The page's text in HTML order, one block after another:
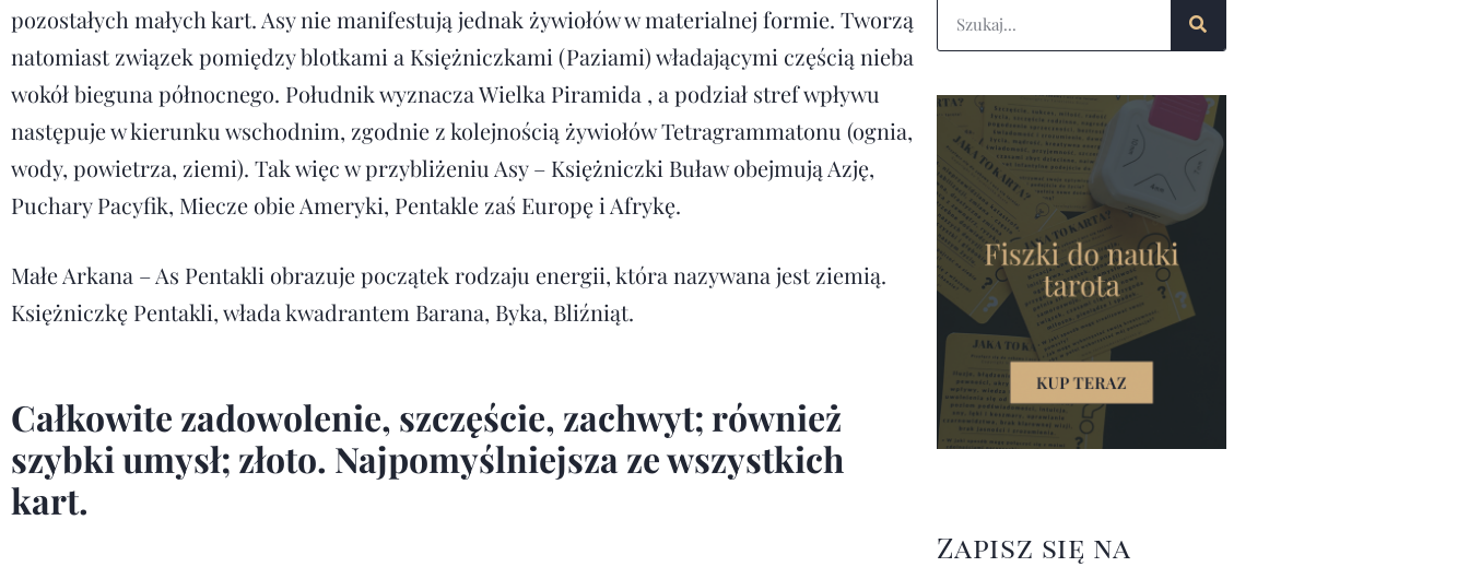
pozostałych małych kart. Asy nie manifestują jednak żywiołów w materialnej formie. Tworzą
natomiast związek pomiędzy blotkami a Księżniczkami (Paziami) władającymi częścią nieba
wokół bieguna północnego. Południk wyznacza Wielka Piramida , a podział stref wpływu
następuje w kierunku wschodnim, zgodnie z kolejnością żywiołów Tetragrammatonu (ognia,
wody, powietrza, ziemi). Tak więc w przybliżeniu Asy – Księżniczki Buław obejmują Azję,
Puchary Pacyfik, Miecze obie Ameryki, Pentakle zaś Europę i Afrykę.
Małe Arkana – As Pentakli obrazuje początek rodzaju energii, która nazywana jest ziemią.
Księżniczkę Pentakli, włada kwadrantem Barana, Byka, Bliźniąt.
Całkowite zadowolenie, szczęście, zachwyt; również
szybki umysł; złoto. Najpomyślniejsza ze wszystkich
kart.
Zapisz się na